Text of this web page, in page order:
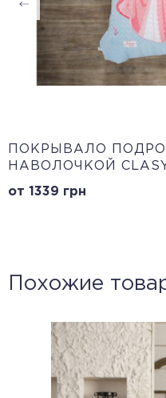
ПОКРЫВАЛО
НАВОЛОЧКОЙ
от 1339 грн
Похожие